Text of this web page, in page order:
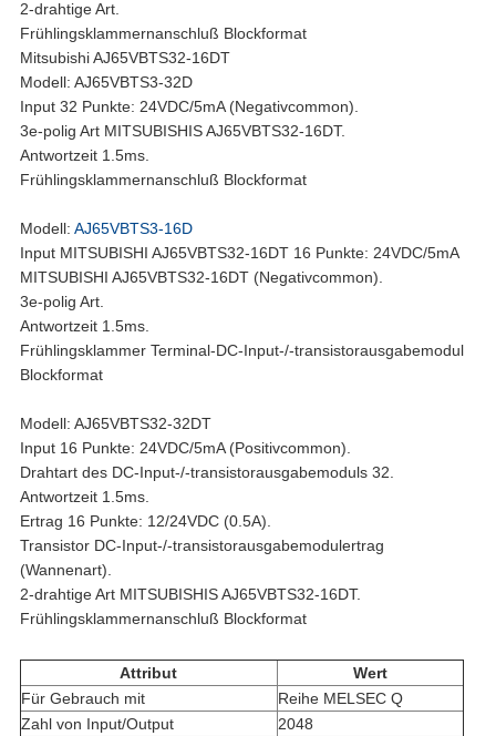
2-drahtige Art.
Frühlingsklammernanschluß Blockformat
Mitsubishi AJ65VBTS32-16DT
Modell: AJ65VBTS3-32D
Input 32 Punkte: 24VDC/5mA (Negativcommon).
3e-polig Art MITSUBISHIS AJ65VBTS32-16DT.
Antwortzeit 1.5ms.
Frühlingsklammernanschluß Blockformat
Modell: AJ65VBTS3-16D
Input MITSUBISHI AJ65VBTS32-16DT 16 Punkte: 24VDC/5mA
MITSUBISHI AJ65VBTS32-16DT (Negativcommon).
3e-polig Art.
Antwortzeit 1.5ms.
Frühlingsklammer Terminal-DC-Input-/-transistorausgabemodul
Blockformat
Modell: AJ65VBTS32-32DT
Input 16 Punkte: 24VDC/5mA (Positivcommon).
Drahtart des DC-Input-/-transistorausgabemoduls 32.
Antwortzeit 1.5ms.
Ertrag 16 Punkte: 12/24VDC (0.5A).
Transistor DC-Input-/-transistorausgabemodulertrag
(Wannenart).
2-drahtige Art MITSUBISHIS AJ65VBTS32-16DT.
Frühlingsklammernanschluß Blockformat
Attribut
Wert
Für Gebrauch mit
Reihe MELSEC Q
Zahl von Input/Output
2048